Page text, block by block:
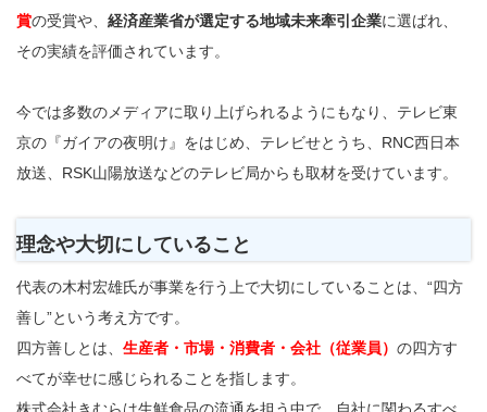
賞の受賞や、 経済産業省が選定する地域未来牽引企業に選ばれ、
その実績を評価されています。
今では多数のメディアに取り上げられるようにもなり、テレビ東
京の『ガイアの夜明け』をはじめ、テレビせとうち、RNC西日本
放送、RSK山陽放送などのテレビ局からも取材を受けています。
理念や大切にしていること
代表の木村宏雄氏が事業を行う上で大切にしていることは、“四方
善し”という考え方です。
四方善しとは、 生産者・市場・消費者・会社（従業員） の四方す
べてが幸せに感じられることを指します。
株式会社きむらは生鮮食品の流通を担う中で、自社に関わるすべ